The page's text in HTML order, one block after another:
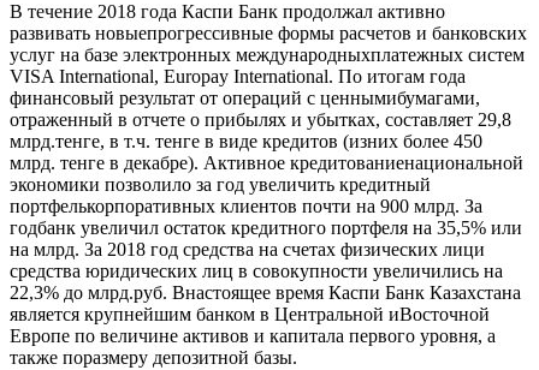
В течение 2018 года Каспи Банк продолжал активно
развивать новыепрогрессивные формы расчетов и банковских
услуг на базе электронных международныхплатежных систем
VISA International, Europay International. По итогам года
финансовый результат от операций с ценнымибумагами,
отраженный в отчете о прибылях и убытках, составляет 29,8
млрд.тенге, в т.ч. тенге в виде кредитов (изних более 450
млрд. тенге в декабре). Активное кредитованиенациональной
экономики позволило за год увеличить кредитный
портфелькорпоративных клиентов почти на 900 млрд. За
годбанк увеличил остаток кредитного портфеля на 35,5% или
на млрд. За 2018 год средства на счетах физических лици
средства юридических лиц в совокупности увеличились на
22,3% до млрд.руб. Внастоящее время Каспи Банк Казахстана
является крупнейшим банком в Центральной иВосточной
Европе по величине активов и капитала первого уровня, а
также поразмеру депозитной базы.